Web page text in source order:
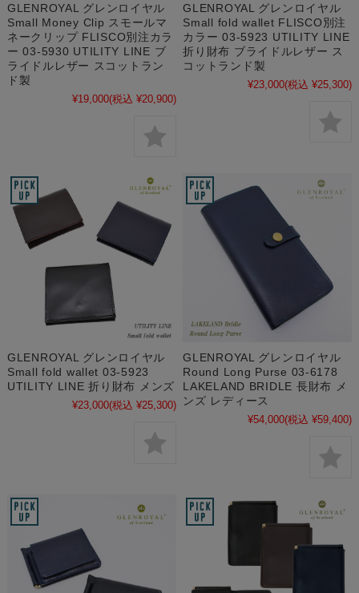
GLENROYAL グレンロイヤル
Small Money Clip スモールマ
ネークリップ FLISCO別注カラ
ー 03-5930 UTILITY LINE ブ
ライドルレザー スコットラン
ド製
¥19,000(税込 ¥20,900)
GLENROYAL グレンロイヤル
Small fold wallet FLISCO別注
カラー 03-5923 UTILITY LINE
折り財布 ブライドルレザー ス
コットランド製
¥23,000(税込 ¥25,300)
GLENROYAL グレンロイヤル
Small fold wallet 03-5923
UTILITY LINE 折り財布 メンズ
¥23,000(税込 ¥25,300)
GLENROYAL グレンロイヤル
Round Long Purse 03-6178
LAKELAND BRIDLE 長財布 メ
ンズ レディース
¥54,000(税込 ¥59,400)